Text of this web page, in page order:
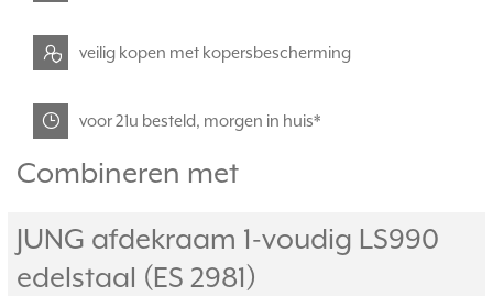
veilig kopen met kopersbescherming
voor 21u besteld, morgen in huis*
Combineren met
JUNG afdekraam 1-voudig LS990
edelstaal (ES 2981)